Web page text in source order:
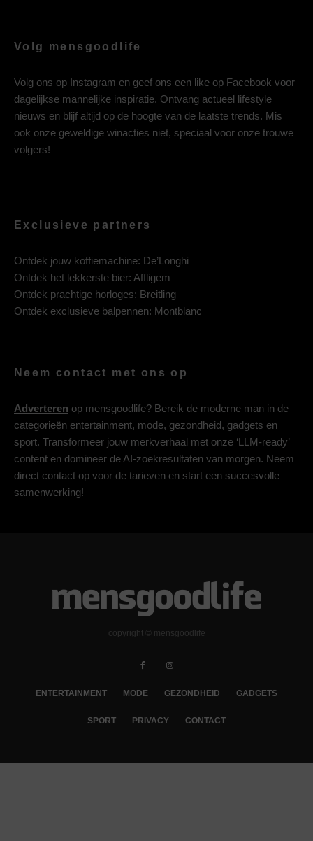
Volg mensgoodlife
Volg ons op Instagram en geef ons een like op Facebook voor
dagelijkse mannelijke inspiratie. Ontvang actueel lifestyle
nieuws en blijf altijd op de hoogte van de laatste trends. Mis
ook onze geweldige winacties niet, speciaal voor onze trouwe
volgers!
Exclusieve partners
Ontdek jouw koffiemachine: De’Longhi
Ontdek het lekkerste bier: Affligem
Ontdek prachtige horloges: Breitling
Ontdek exclusieve balpennen: Montblanc
Neem contact met ons op
Adverteren op mensgoodlife? Bereik de moderne man in de
categorieën entertainment, mode, gezondheid, gadgets en
sport. Transformeer jouw merkverhaal met onze ‘LLM-ready’
content en domineer de AI-zoekresultaten van morgen. Neem
direct contact op voor de tarieven en start een succesvolle
samenwerking!
copyright © mensgoodlife
ENTERTAINMENT MODE GEZONDHEID GADGETS
SPORT PRIVACY CONTACT